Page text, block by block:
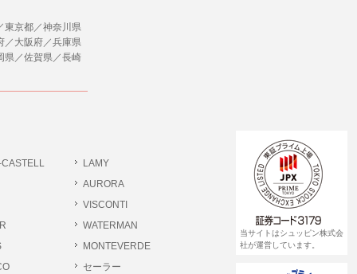
を閲覧・利用していただくためにクッ
タの削除を要求する権利があります。
提出や質問へのご回答をお願いすること
人情報相談窓口
(受付)
クトメールなど）を行なう場合。
。
ザーに有益かつ便利な情報を提供する
購読の登録をするものとします。
きます。
さい。
東京都／神奈川県
／大阪府／兵庫県
県／佐賀県／長崎
CASTELL
LAMY
AURORA
VISCONTI
WATERMAN
MONTEVERDE
セーラー
当サイトはシュッピン株式会
社が運営しています。